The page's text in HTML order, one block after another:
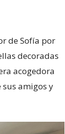
de Sofía por
decoradas
acogedora
sus amigos y